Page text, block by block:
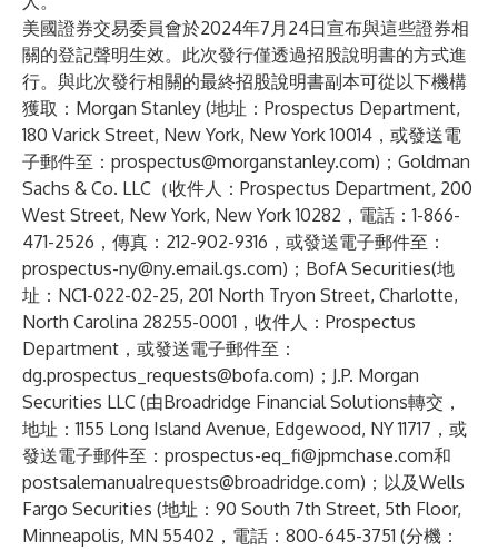
美國證券交易委員會於2024年7月24日宣布與這些證券相
關的登記聲明生效。此次發行僅透過招股說明書的方式進
行。與此次發行相關的最終招股說明書副本可從以下機構
獲取：Morgan Stanley (地址：Prospectus Department,
180 Varick Street, New York, New York 10014，或發送電
子郵件至： prospectus@morganstanley.com)；Goldman
Sachs & Co. LLC（收件人：Prospectus Department, 200
West Street, New York, New York 10282，電話：1-866-
471-2526，傳真：212-902-9316，或發送電子郵件至：
prospectus-ny@ny.email.gs.com)；BofA Securities(地
址：NC1-022-02-25, 201 North Tryon Street, Charlotte,
North Carolina 28255-0001，收件人：Prospectus
Department，或發送電子郵件至：
dg.prospectus_requests@bofa.com)；J.P. Morgan
Securities LLC (由Broadridge Financial Solutions轉交，
地址：1155 Long Island Avenue, Edgewood, NY 11717，或
發送電子郵件至： prospectus-eq_fi@jpmchase.com和
postsalemanualrequests@broadridge.com)；以及Wells
Fargo Securities (地址：90 South 7th Street, 5th Floor,
Minneapolis, MN 55402，電話：800-645-3751 (分機：